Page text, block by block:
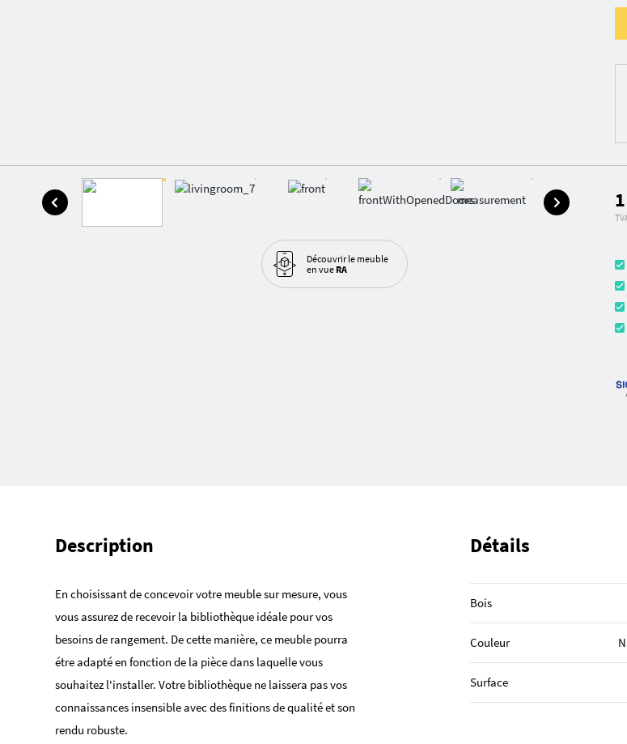
Découvrir le meuble
en vue RA
Description
En choisissant de concevoir votre meuble sur mesure, vous
vous assurez de recevoir la bibliothèque idéale pour vos
besoins de rangement. De cette manière, ce meuble pourra
étre adapté en fonction de la pièce dans laquelle vous
souhaitez l'installer. Votre bibliothèque ne laissera pas vos
connaissances insensible avec des finitions de qualité et son
rendu robuste.
Détails
Bois
Couleur
Surface